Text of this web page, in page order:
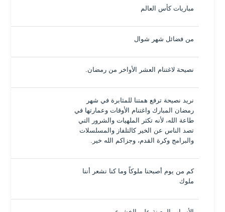
مباريات كأس العالم
من فضائل شهر شوال
نصيحة لاغتنام العشر الأواخر من رمضان.
نريد نصيحة ترفع همتنا للمثابرة في شهر
رمضان المبارك واغتنام الأوقات وعمارتها في
طاعة الله، لأنه تكثر الملهيات والشرور التي
تصد الناس عن الخير كالتلفاز والمسلسلات
والبرامج وكرة القدم، وجزاكم الله خير.
كم من يوم أصبحنا ملوكاً وما كنا نشعر أننا
ملوك